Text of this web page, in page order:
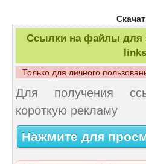
Ссылки на файлы для
links
Только для личного
Для получения
короткую рекламу
Нажмите для